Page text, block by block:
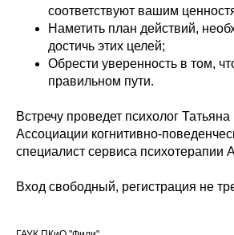
соответствуют вашим
Наметить план действий,
достичь этих целей;
Обрести уверенность в том,
правильном пути.
Встречу проведет психолог
Ассоциации когнитивно-
специалист сервиса психотерапии
Вход свободный, регистрация не